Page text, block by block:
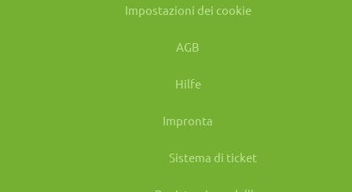
Impostazioni dei cookie
AGB
Hilfe
Impronta
Sistema di ticket